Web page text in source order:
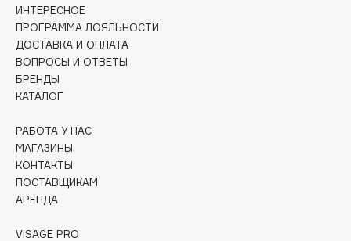
Collagenina
Consly
Corimo
CosRX
Cottolina
Curaprox
ИНТЕРЕСНОЕ
ПРОГРАММА ЛОЯЛЬНОСТИ
ДОСТАВКА И ОПЛАТА
ВОПРОСЫ И ОТВЕТЫ
БРЕНДЫ
КАТАЛОГ
РАБОТА У НАС
МАГАЗИНЫ
КОНТАКТЫ
ПОСТАВЩИКАМ
АРЕНДА
VISAGE PRO